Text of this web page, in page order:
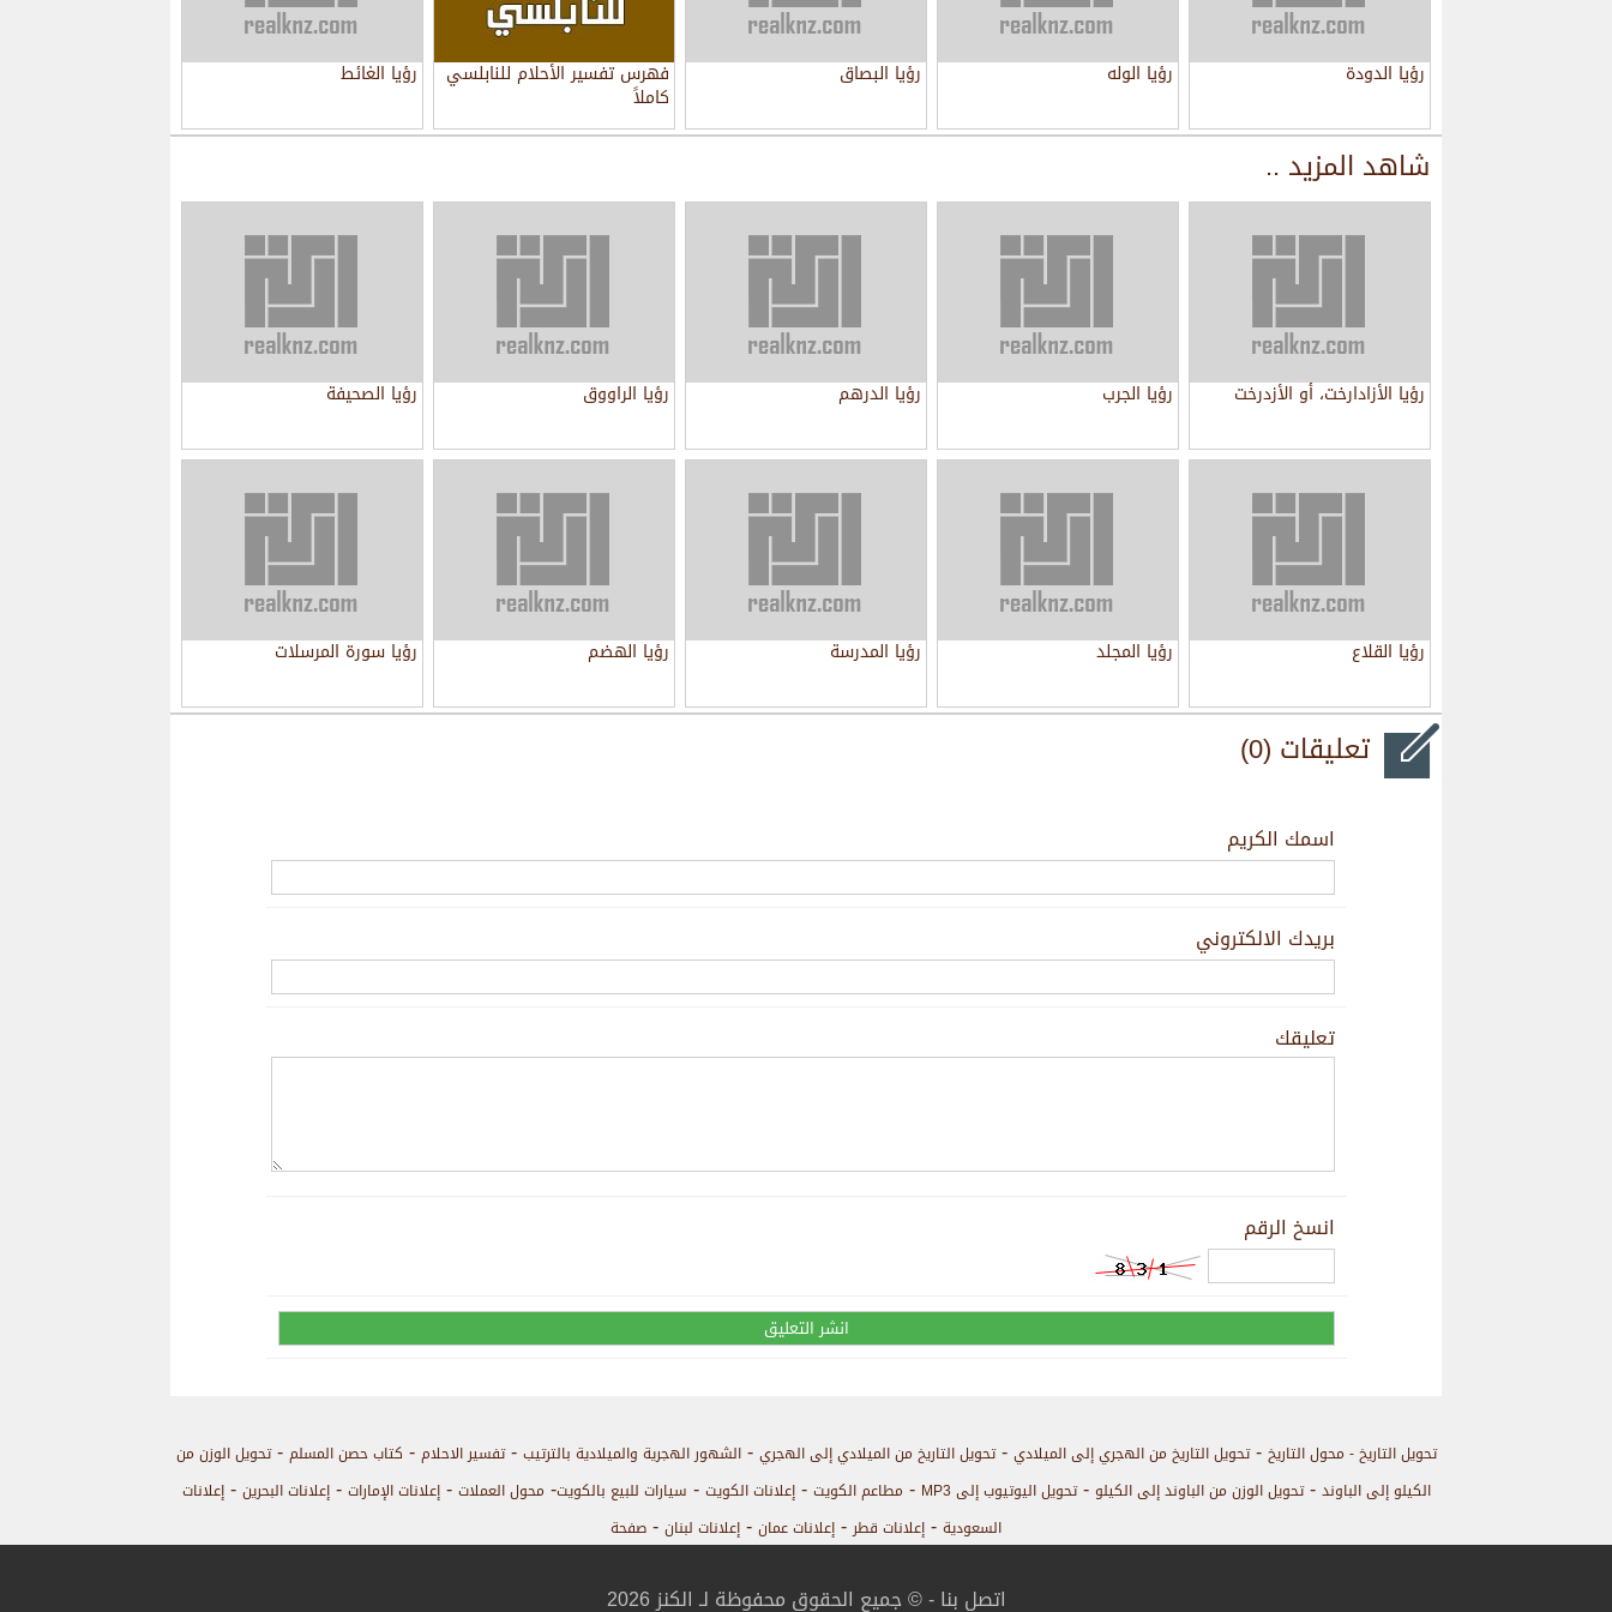
رؤيا الدودة رؤيا الوله رؤيا البصاق فهرس تفسير الأحلام للنابلسي
كاملاً
رؤيا الغائط
شاهد المزيد ..
رؤيا الأزادارخت، أو الأزدرخت رؤيا الجرب رؤيا الدرهم رؤيا الراووق رؤيا الصحيفة
رؤيا القلاع رؤيا المجلد رؤيا المدرسة رؤيا الهضم رؤيا سورة المرسلات
تعليقات (0)
اسمك الكريم
بريدك الالكتروني
تعليقك
انسخ الرقم
تحويل التاريخ - محول التاريخ -تحويل التاريخ من الهجري إلى الميلادي -تحويل التاريخ من الميلادي إلى الهجري -الشهور الهجرية والميلادية بالترتيب -تفسير الاحلام - كتاب حصن المسلم -تحويل الوزن من
الكيلو إلى الباوند -تحويل الوزن من الباوند إلى الكيلو -تحويل اليوتيوب إلى MP3 - مطاعم الكويت -إعلانات الكويت - سيارات للبيع بالكويت- محول العملات -إعلانات الإمارات -إعلانات البحرين -إعلانات
السعودية - إعلانات قطر- إعلانات عمان - إعلانات لبنان - صفحة
اتصل بنا- © جميع الحقوق محفوظة لـ الكنز 2026